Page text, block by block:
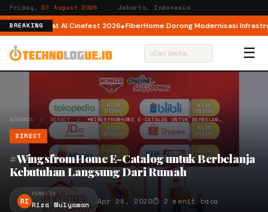
Friday, 07 August 2026 · Jakarta, Indonesia
BREAKING
AI lewat AI Cinefest 2026 FiberHome Dorong Modernisasi
⌕ ☰
BERANDA / DIRECT / #WINGSFROMHOME E-CATALOG UNTUK BERBELAN…
DIRECT
#WingsfromHome E-Catalog untuk Berbelanja
Kebutuhan Langsung Dari Rumah
RI
PENULIS
Riza Mulyawan Apr 28, 2020⏱ 2 menit baca